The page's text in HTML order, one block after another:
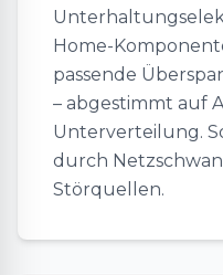
Home-
passende
– abgestimmt auf
Unterverteilung.
durch
Störquellen.